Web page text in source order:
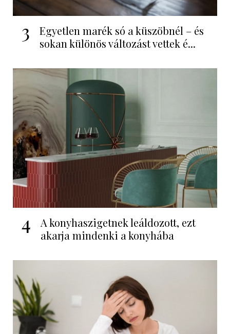
3
Egyetlen marék só a küszöbnél – és
sokan különös változást vettek é...
4
A konyhaszigetnek leáldozott, ezt
akarja mindenki a konyhába